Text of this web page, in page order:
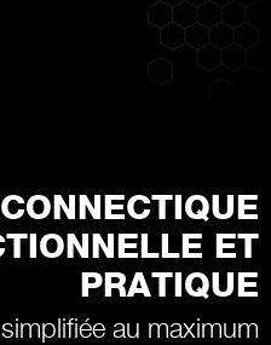
ET
PRATIQUE
au maximum